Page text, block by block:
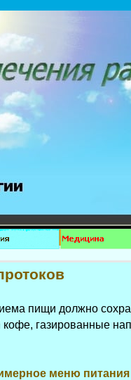
пищи должно
газированные
меню